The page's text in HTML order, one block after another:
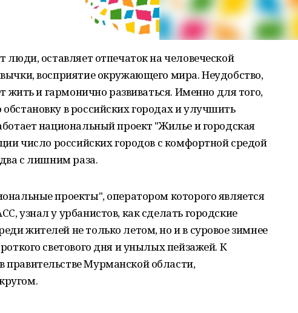
люди, оставляет отпечаток на человеческой
восприятие окружающего мира. Неудобство,
жить и гармонично развиваться. Именно для того,
в российских городах и улучшить
национальный проект "Жилье и городская
число российских городов с комфортной средой
с лишним раза.
проекты", оператором которого является
узнал у урбанистов, как сделать городские
жителей не только летом, но и в суровое зимнее
светового дня и унылых пейзажей. К
Мурманской области,